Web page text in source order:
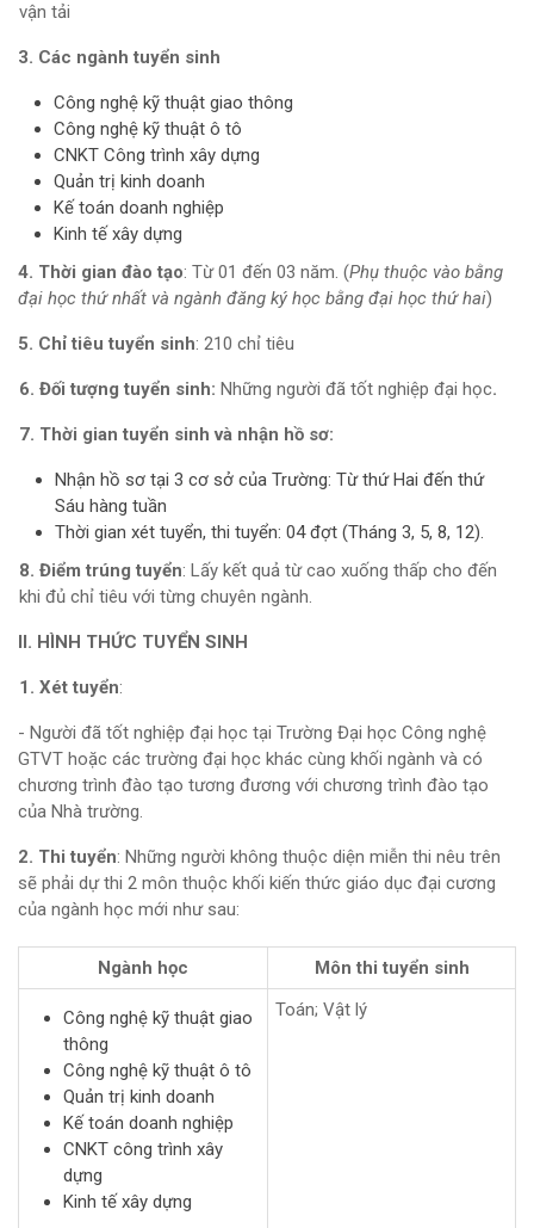
vận tải
3. Các ngành tuyển sinh
Công nghệ kỹ thuật giao thông
Công nghệ kỹ thuật ô tô
CNKT Công trình xây dựng
Quản trị kinh doanh
Kế toán doanh nghiệp
Kinh tế xây dựng
4. Thời gian đào tạo: Từ 01 đến 03 năm. (Phụ thuộc vào bằng
đại học thứ nhất và ngành đăng ký học bằng đại học thứ hai)
5. Chỉ tiêu tuyển sinh: 210 chỉ tiêu
6. Đối tượng tuyển sinh:Những người đã tốt nghiệp đại học.
7. Thời gian tuyển sinh và nhận hồ sơ:
Nhận hồ sơ tại 3 cơ sở của Trường: Từ thứ Hai đến thứ
Sáu hàng tuần
Thời gian xét tuyển, thi tuyển: 04 đợt (Tháng 3, 5, 8, 12).
8. Điểm trúng tuyển: Lấy kết quả từ cao xuống thấp cho đến
khi đủ chỉ tiêu với từng chuyên ngành.
II. HÌNH THỨC TUYỂN SINH
1. Xét tuyển:
- Người đã tốt nghiệp đại học tại Trường Đại học Công nghệ
GTVT hoặc các trường đại học khác cùng khối ngành và có
chương trình đào tạo tương đương với chương trình đào tạo
của Nhà trường.
2. Thi tuyển: Những người không thuộc diện miễn thi nêu trên
sẽ phải dự thi 2 môn thuộc khối kiến thức giáo dục đại cương
của ngành học mới như sau:
Ngành học Môn thi tuyển sinh
Công nghệ kỹ thuật giao
thông
Công nghệ kỹ thuật ô tô
Quản trị kinh doanh
Kế toán doanh nghiệp
CNKT công trình xây
dựng
Kinh tế xây dựng
Toán; Vật lý